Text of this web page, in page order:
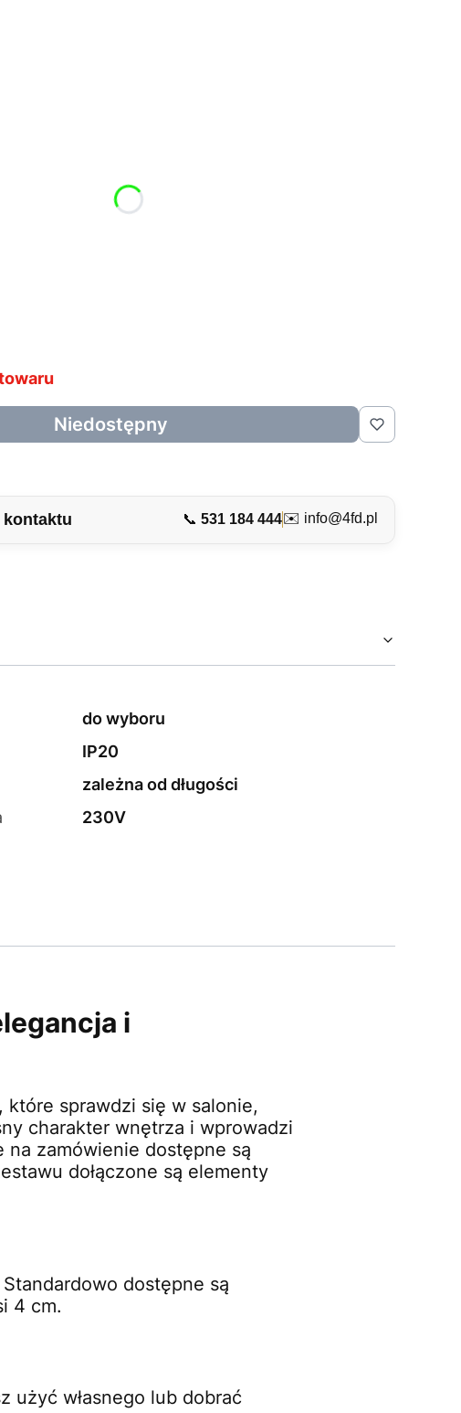
Niedostępny
kontaktu 📞 531 184 444✉️ info@4fd.pl
do wyboru
IP20
zależna od długości
230V
i
sprawdzi się w salonie,
charakter wnętrza i wprowadzi
na zamówienie dostępne są
dołączone są elementy
dostępne są
4 cm.
użyć własnego lub dobrać